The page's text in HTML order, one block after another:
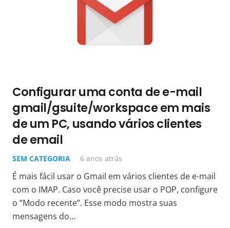
Configurar uma conta de e-mail
gmail/gsuite/workspace em mais
de um PC, usando vários clientes
de email
SEM CATEGORIA 6 anos atrás
É mais fácil usar o Gmail em vários clientes de e-mail
com o IMAP. Caso você precise usar o POP, configure
o “Modo recente”. Esse modo mostra suas
mensagens do…